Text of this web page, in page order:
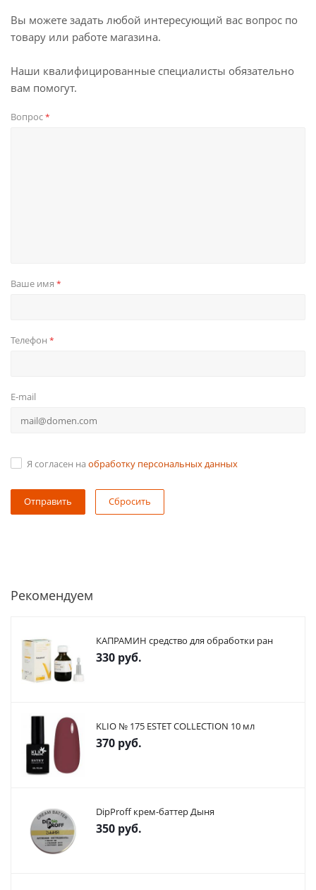
Вы можете задать любой интересующий вас вопрос по
товару или работе магазина.
Наши квалифицированные специалисты обязательно
вам помогут.
Вопрос*
Ваше имя *
Телефон *
E-mail
Я согласен на обработку персональных данных
Сбросить
Рекомендуем
КАПРАМИН средство для обработки ран
330 руб.
KLIO № 175 ESTET COLLECTION 10 мл
370 руб.
DipProff крем-баттер Дыня
350 руб.